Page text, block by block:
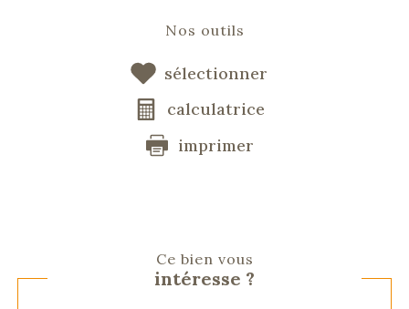
Nos outils
sélectionner
calculatrice
imprimer
Ce bien vous
intéresse ?